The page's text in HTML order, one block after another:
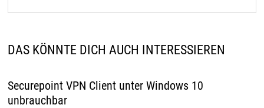
DAS KÖNNTE DICH AUCH INTERESSIEREN
Securepoint VPN Client unter Windows 10
unbrauchbar